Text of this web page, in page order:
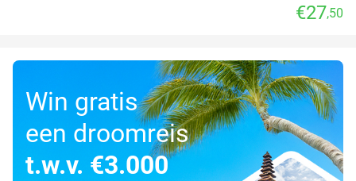
€27,50
Win gratis
een droomreis
t.w.v. €3.000